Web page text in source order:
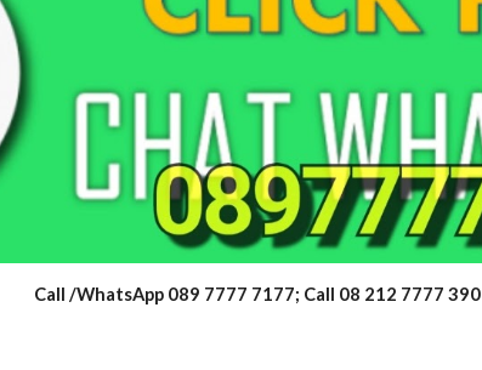
Call /WhatsApp 089 7777 7177; Call 08 212 7777 390